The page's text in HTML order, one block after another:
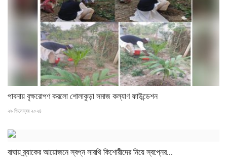
পাবনায় বৃক্ষরোপণ করলো শোলাকুড়া সমাজ কল্যাণ ফাউন্ডেশন
২৯ ডিসেম্বর ২০২৪
বাঘায় ব্র্যাকের আয়োজনে স্বপ্ন সারথি কিশোরীদের নিয়ে স্বপ্নের...